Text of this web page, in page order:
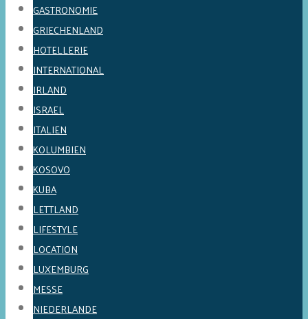
GASTRONOMIE
GRIECHENLAND
HOTELLERIE
INTERNATIONAL
IRLAND
ISRAEL
ITALIEN
KOLUMBIEN
KOSOVO
KUBA
LETTLAND
LIFESTYLE
LOCATION
LUXEMBURG
MESSE
NIEDERLANDE